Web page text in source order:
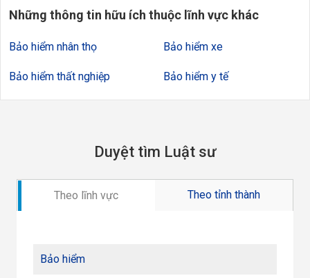
Những thông tin hữu ích thuộc lĩnh vực khác
Bảo hiểm nhân thọ
Bảo hiểm thất nghiệp
Bảo hiểm xe
Bảo hiểm y tế
Duyệt tìm Luật sư
Theo lĩnh vực Theo tỉnh thành
Bảo hiểm